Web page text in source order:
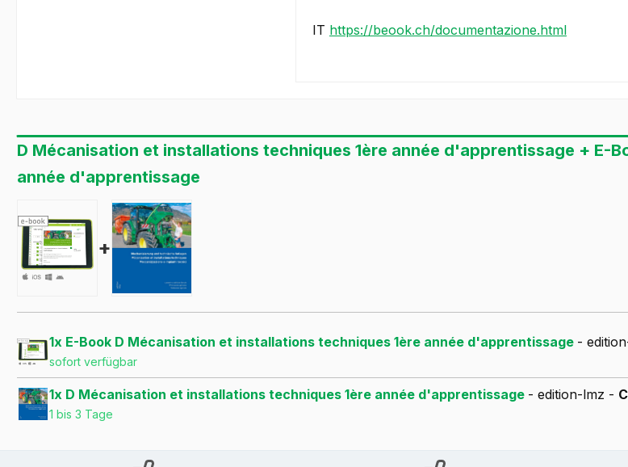
IT https://beook.ch/documentazione.html
D Mécanisation et installations techniques 1ère année d'apprentissage + E-
année d'apprentissage
+
1x E-Book D Mécanisation et installations techniques 1ère année d'apprentissage -
sofort verfügbar
1x D Mécanisation et installations techniques 1ère année d'apprentissage - edition-lmz -
1 bis 3 Tage